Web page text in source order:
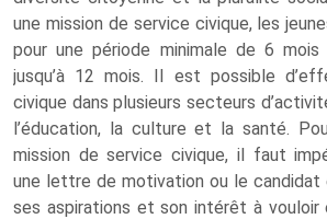
une mission de service civique, les
pour une période minimale de 6 mois
jusqu’à 12 mois. Il est possible
civique dans plusieurs secteurs
l’éducation, la culture et la santé.
mission de service civique, il faut
une lettre de motivation ou le candidat
ses aspirations et son intérêt à